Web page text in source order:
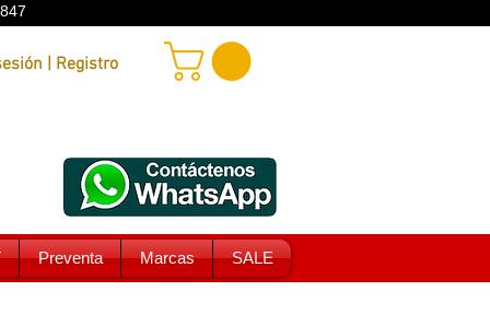
Iniciar sesión | Registro
Preventa Marcas SALE